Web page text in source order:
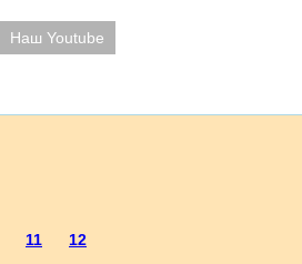
Наш Youtube
11 12